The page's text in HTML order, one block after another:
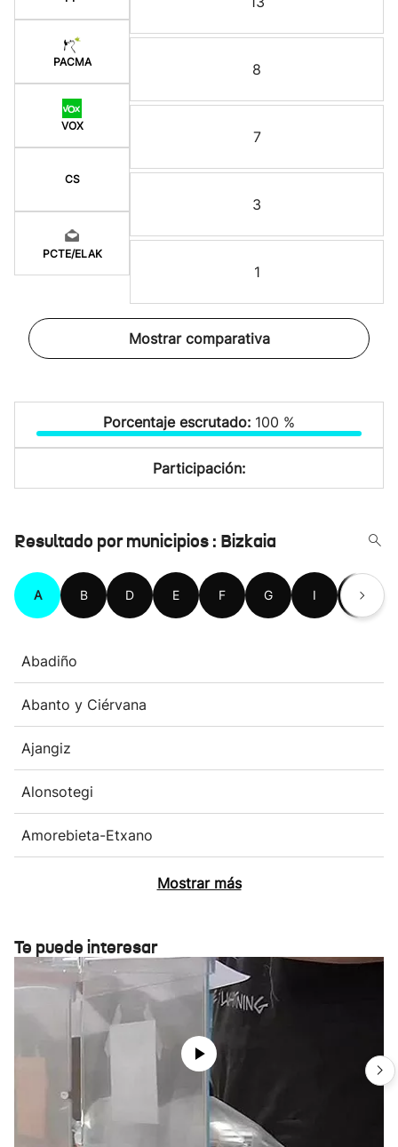
PACMA
VOX
CS
PCTE/ELAK
8
7
3
1
Mostrar comparativa
Porcentaje escrutado: 100 %
Participación:
Resultado por municipios : Bizkaia
A B D E F G I K
Abadiño
Abanto y Ciérvana
Ajangiz
Alonsotegi
Amorebieta-Etxano
Mostrar más
Te puede interesar